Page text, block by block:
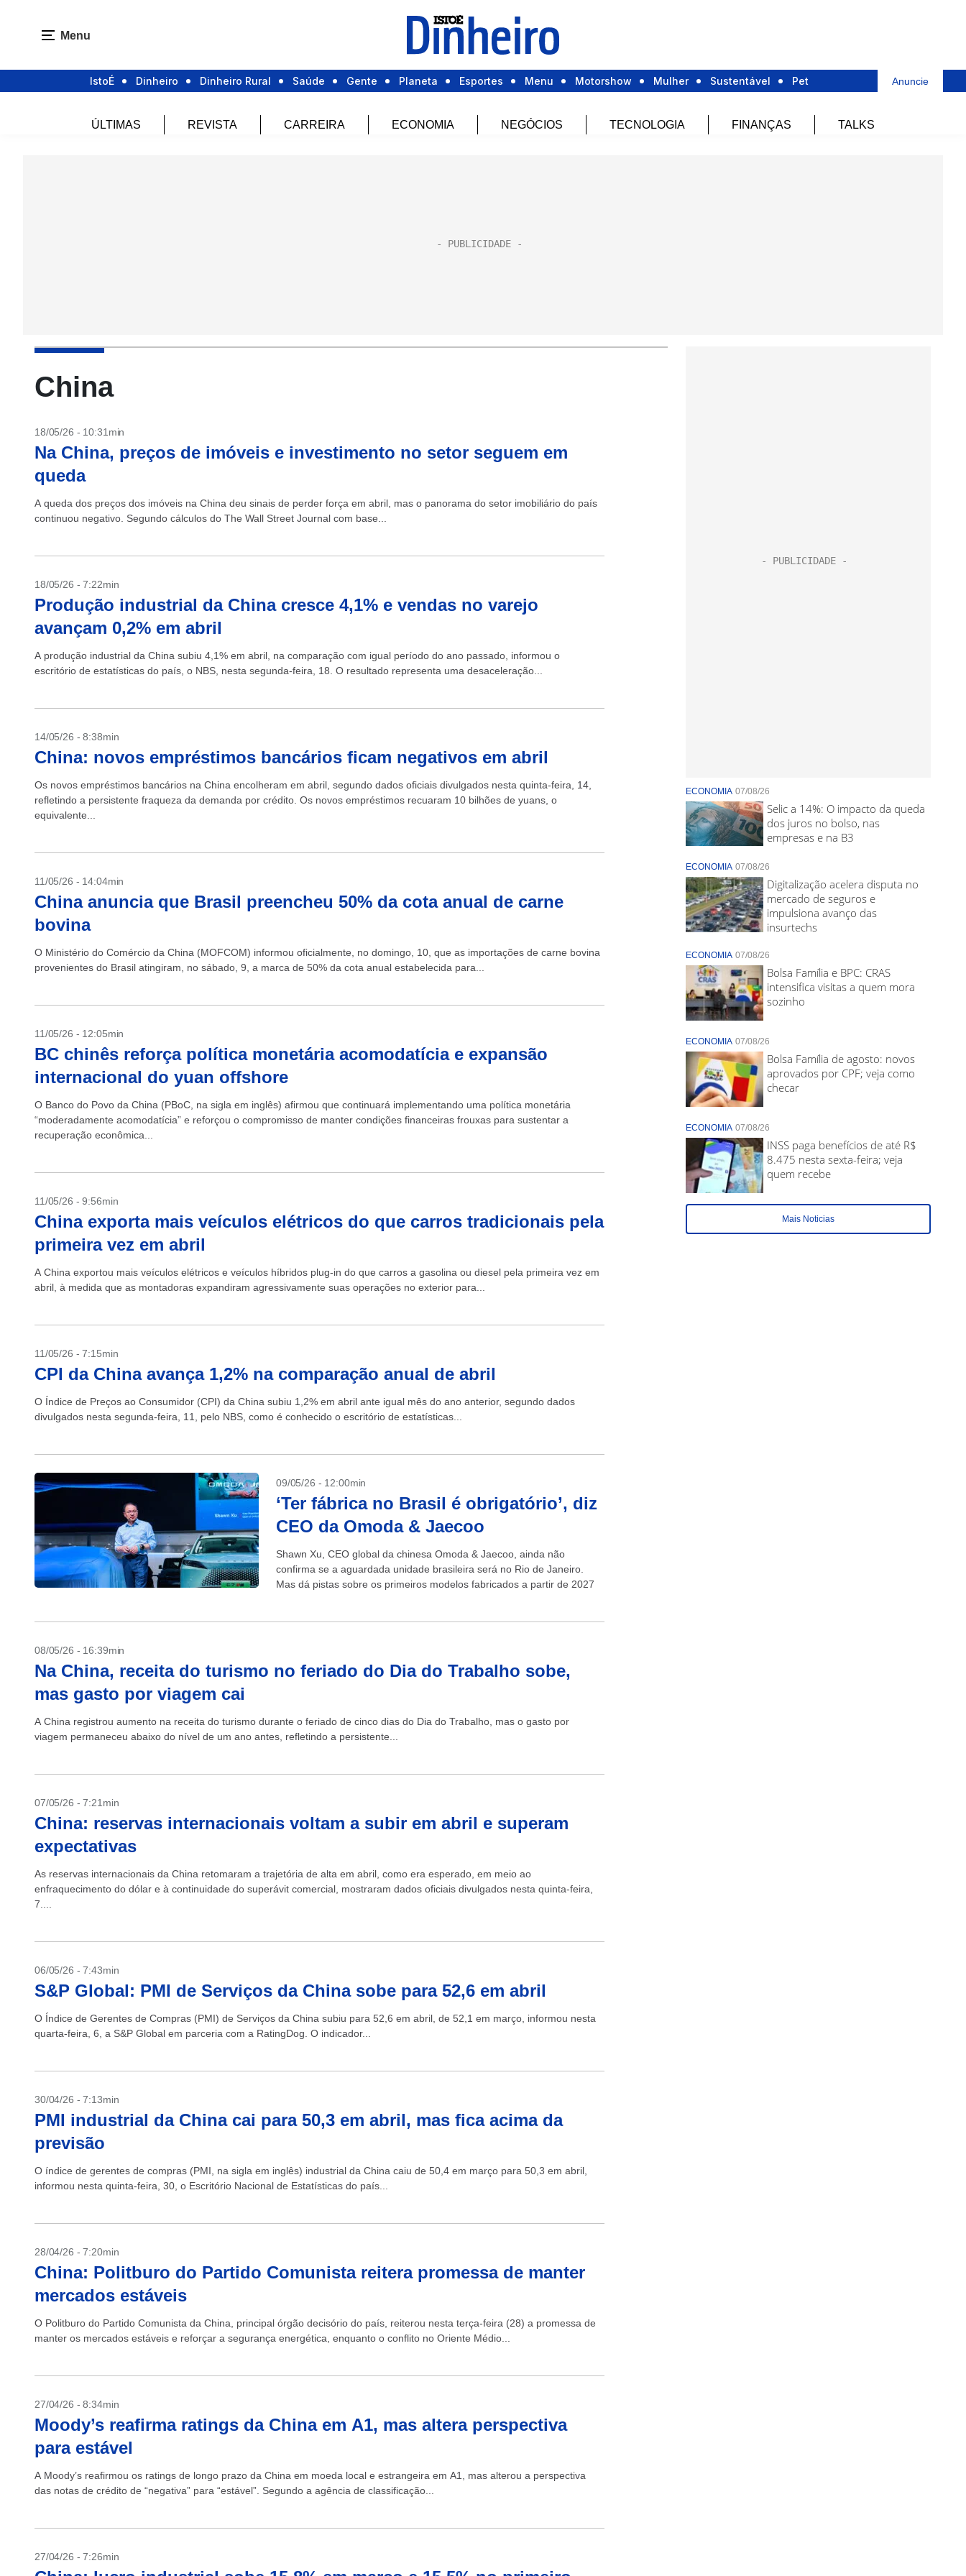
Menu
IstoÉ Dinheiro Dinheiro Rural Saúde Gente Planeta Esportes Menu Motorshow Mulher Sustentável Pet Anuncie
ÚLTIMAS REVISTA CARREIRA ECONOMIA NEGÓCIOS TECNOLOGIA FINANÇAS TALKS
China
18/05/26 - 10:31min
Na China, preços de imóveis e investimento no setor seguem em
queda
A queda dos preços dos imóveis na China deu sinais de perder força em abril, mas o panorama do setor imobiliário do país
continuou negativo. Segundo cálculos do The Wall Street Journal com base...
18/05/26 - 7:22min
Produção industrial da China cresce 4,1% e vendas no varejo
avançam 0,2% em abril
A produção industrial da China subiu 4,1% em abril, na comparação com igual período do ano passado, informou o
escritório de estatísticas do país, o NBS, nesta segunda-feira, 18. O resultado representa uma desaceleração...
14/05/26 - 8:38min
China: novos empréstimos bancários ficam negativos em abril
Os novos empréstimos bancários na China encolheram em abril, segundo dados oficiais divulgados nesta quinta-feira, 14,
refletindo a persistente fraqueza da demanda por crédito. Os novos empréstimos recuaram 10 bilhões de yuans, o
equivalente...
11/05/26 - 14:04min
China anuncia que Brasil preencheu 50% da cota anual de carne
bovina
O Ministério do Comércio da China (MOFCOM) informou oficialmente, no domingo, 10, que as importações de carne bovina
provenientes do Brasil atingiram, no sábado, 9, a marca de 50% da cota anual estabelecida para...
11/05/26 - 12:05min
BC chinês reforça política monetária acomodatícia e expansão
internacional do yuan offshore
O Banco do Povo da China (PBoC, na sigla em inglês) afirmou que continuará implementando uma política monetária
“moderadamente acomodatícia” e reforçou o compromisso de manter condições financeiras frouxas para sustentar a
recuperação econômica...
11/05/26 - 9:56min
China exporta mais veículos elétricos do que carros tradicionais pela
primeira vez em abril
A China exportou mais veículos elétricos e veículos híbridos plug-in do que carros a gasolina ou diesel pela primeira vez em
abril, à medida que as montadoras expandiram agressivamente suas operações no exterior para...
11/05/26 - 7:15min
CPI da China avança 1,2% na comparação anual de abril
O Índice de Preços ao Consumidor (CPI) da China subiu 1,2% em abril ante igual mês do ano anterior, segundo dados
divulgados nesta segunda-feira, 11, pelo NBS, como é conhecido o escritório de estatísticas...
09/05/26 - 12:00min
‘Ter fábrica no Brasil é obrigatório’, diz
CEO da Omoda & Jaecoo
Shawn Xu, CEO global da chinesa Omoda & Jaecoo, ainda não
confirma se a aguardada unidade brasileira será no Rio de Janeiro.
Mas dá pistas sobre os primeiros modelos fabricados a partir de 2027
08/05/26 - 16:39min
Na China, receita do turismo no feriado do Dia do Trabalho sobe,
mas gasto por viagem cai
A China registrou aumento na receita do turismo durante o feriado de cinco dias do Dia do Trabalho, mas o gasto por
viagem permaneceu abaixo do nível de um ano antes, refletindo a persistente...
07/05/26 - 7:21min
China: reservas internacionais voltam a subir em abril e superam
expectativas
As reservas internacionais da China retomaram a trajetória de alta em abril, como era esperado, em meio ao
enfraquecimento do dólar e à continuidade do superávit comercial, mostraram dados oficiais divulgados nesta quinta-feira,
7....
06/05/26 - 7:43min
S&P Global: PMI de Serviços da China sobe para 52,6 em abril
O Índice de Gerentes de Compras (PMI) de Serviços da China subiu para 52,6 em abril, de 52,1 em março, informou nesta
quarta-feira, 6, a S&P Global em parceria com a RatingDog. O indicador...
30/04/26 - 7:13min
PMI industrial da China cai para 50,3 em abril, mas fica acima da
previsão
O índice de gerentes de compras (PMI, na sigla em inglês) industrial da China caiu de 50,4 em março para 50,3 em abril,
informou nesta quinta-feira, 30, o Escritório Nacional de Estatísticas do país...
28/04/26 - 7:20min
China: Politburo do Partido Comunista reitera promessa de manter
mercados estáveis
O Politburo do Partido Comunista da China, principal órgão decisório do país, reiterou nesta terça-feira (28) a promessa de
manter os mercados estáveis e reforçar a segurança energética, enquanto o conflito no Oriente Médio...
27/04/26 - 8:34min
Moody’s reafirma ratings da China em A1, mas altera perspectiva
para estável
A Moody’s reafirmou os ratings de longo prazo da China em moeda local e estrangeira em A1, mas alterou a perspectiva
das notas de crédito de “negativa” para “estável”. Segundo a agência de classificação...
27/04/26 - 7:26min
ECONOMIA 07/08/26
Selic a 14%: O impacto da queda
dos juros no bolso, nas
empresas e na B3
ECONOMIA 07/08/26
Digitalização acelera disputa no
mercado de seguros e
impulsiona avanço das
insurtechs
ECONOMIA 07/08/26
Bolsa Família e BPC: CRAS
intensifica visitas a quem mora
sozinho
ECONOMIA 07/08/26
Bolsa Família de agosto: novos
aprovados por CPF; veja como
checar
ECONOMIA 07/08/26
INSS paga benefícios de até R$
8.475 nesta sexta-feira; veja
quem recebe
Mais Noticias